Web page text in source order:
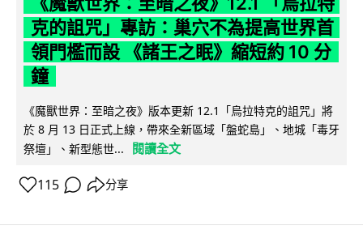
克的詛咒」專訪：巢穴不為提高世界首
領門檻而設 《諸王之眠》縮短約 10 分
鐘
《魔獸世界：至暗之夜》版本更新 12.1「烏拉特克的詛咒」將
於 8 月 13 日正式上線，帶來全新區域「盤蛇島」、地城「毒牙
祭壇」、新型態世...
閱讀全文
115 分享